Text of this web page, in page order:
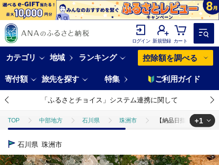
ログイン 新規登録 カート
カテゴリ 地域 ランキング 控除額を調べる
寄付額 旅先を探す 特集 ご利用ガイド
「ふるさとチョイス」システム連携に関して
TOP 中部地方 石川県 珠洲市 【納品日指定不可】
TOP
+1
石川県 珠洲市